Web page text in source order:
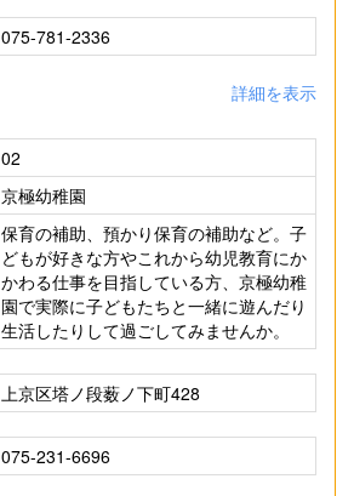
075-781-2336
詳細を表示
02
京極幼稚園
保育の補助、預かり保育の補助など。子
どもが好きな方やこれから幼児教育にか
かわる仕事を目指している方、京極幼稚
園で実際に子どもたちと一緒に遊んだり
生活したりして過ごしてみませんか。
上京区塔ノ段薮ノ下町428
075-231-6696